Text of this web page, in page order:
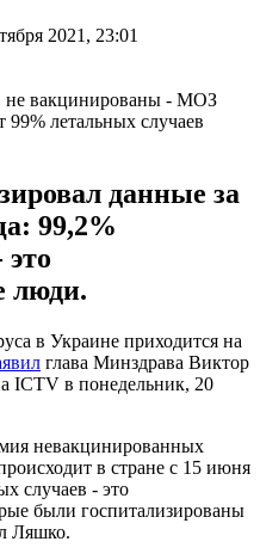
2021, 23:01
летальных случаев
данные за
99,2%
люди.
в Украине приходится на
глава Минздрава Виктор
ICTV в понедельник, 20
невакцинированных
в стране с 15 июня
случаев - это
были госпитализированы
Ляшко.